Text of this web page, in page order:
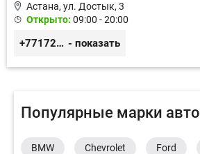
Астана, ул. Достык, 3
Открыто: 09:00 - 20:00
+77172476768 - показать
Популярные марки авто
BMW Chevrolet Ford